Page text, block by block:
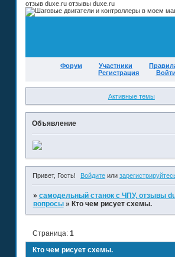
отзыв duxe.ru отзывы duxe.ru
Форум Участники
Регистрация
Войти
Активные темы
Объявление
Привет, Гость! Войдите или
» самодельный станок с ЧПУ, отзывы
вопросы » Кто чем рисует схемы.
Кто чем рисует схемы.
Страница: 1